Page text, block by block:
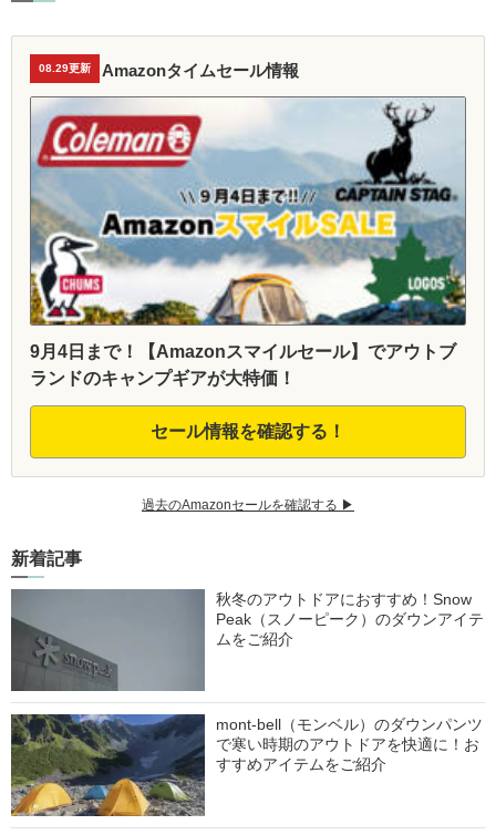
08.29更新 Amazonタイムセール情報
9月4日まで！【Amazonスマイルセール】でアウトブ
ランドのキャンプギアが大特価！
セール情報を確認する！
過去のAmazonセールを確認する ▶︎
新着記事
秋冬のアウトドアにおすすめ！Snow
Peak（スノーピーク）のダウンアイテ
ムをご紹介
mont-bell（モンベル）のダウンパンツ
で寒い時期のアウトドアを快適に！お
すすめアイテムをご紹介